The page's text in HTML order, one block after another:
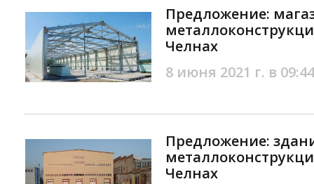
Предложение:
Челнах
8 июня 2021 г. в 09:44
Предложение:
Челнах